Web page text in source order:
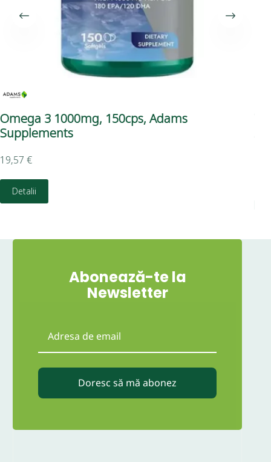
Omega 3 1000mg, 150cps, Adams
Supplements
19,57 €
Detalii
Abonează-te la
Newsletter
Doresc să mă abonez